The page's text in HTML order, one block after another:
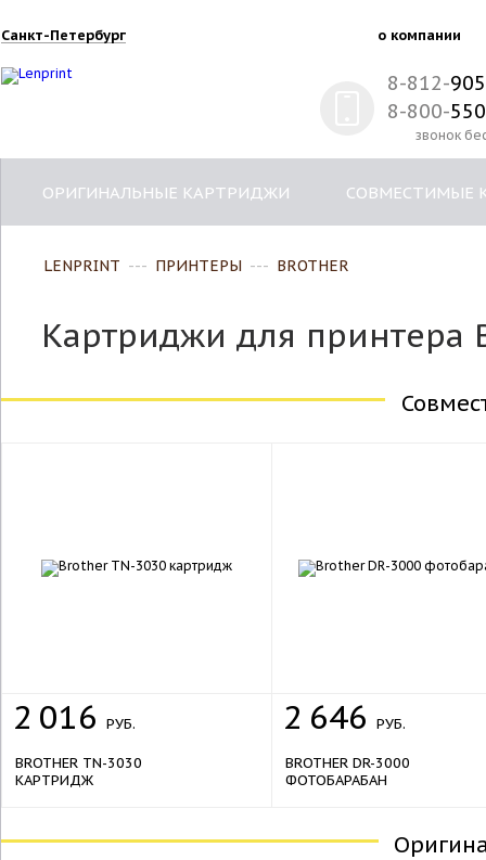
о компании
Санкт-Петербург
8-812-
8-800-
звонок
ОРИГИНАЛЬНЫЕ КАРТРИДЖИ СОВМЕСТИМЫЕ
LENPRINT --- ПРИНТЕРЫ --- BROTHER
Картриджи для принтера
2 016 РУБ.
BROTHER TN-3030
КАРТРИДЖ
2 646 РУБ.
BROTHER DR-3000
ФОТОБАРАБАН